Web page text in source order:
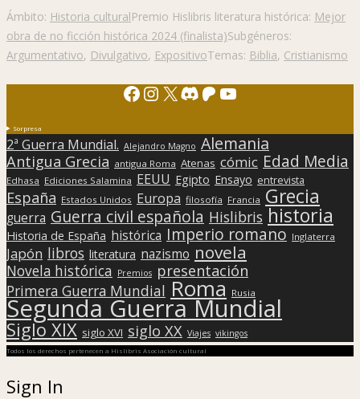
Ámbito: Historia culturalPremio Hislibris literatura histórica: Mejor
obra de no ficción histórica 2024 (finalista)Subgéneros:
Argumentativo, Divulgativo, ExpositivoTemas: Biblia, Cristianismo
Facebook
Instagram
X Discord
Patreon
YouTube
Sorpresa
2ª Guerra Mundial. Alejandro Magno Alemania
Antigua Grecia antigua Roma Atenas cómic Edad Media
Edhasa Ediciones Salamina EEUU Egipto Ensayo entrevista
España Estados Unidos Europa filosofía Francia Grecia
guerra Guerra civil española Hislibris historia
Historia de España histórica Imperio romano Inglaterra
Japón libros literatura nazismo novela
Novela histórica Premios presentación
Primera Guerra Mundial Roma Rusia
Segunda Guerra Mundial
Siglo XIX siglo XVI siglo XX Viajes vikingos
Todos los derechos pertenecen a Hislibris Asociación cultural
Sign In